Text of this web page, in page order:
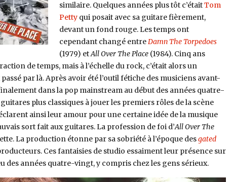
similaire. Quelques années plus tôt c’étaitTom
Pettyqui posait avec sa guitare fièrement,
devant un fond rouge. Les temps ont
cependant changé entreDamn The Torpedoes
(1979) etAll Over The Place (1984). Cinq ans
de temps, mais à l’échelle du rock, c’était alors un
par là. Après avoir été l’outil fétiche des musiciens avant-
dans la pop mainstream au début des années quatre-
plus classiques à jouer les premiers rôles de la scène
ainsi leur amour pour une certaine idée de la musique
sort fait aux guitares. La profession de foi d’All Over The
La production étonne par sa sobriété à l’époque desgated
Ces fantaisies de studio essaiment leur présence sur
des années quatre-vingt, y compris chez les gens sérieux.